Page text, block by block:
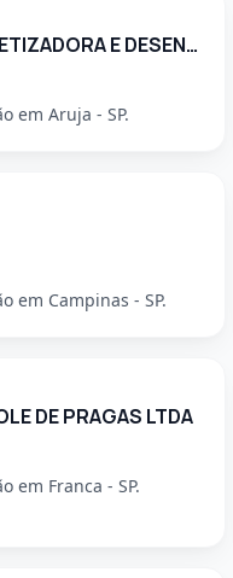
ARUCLEAN DEDETIZADORA E DESENTUPIDORA
em Aruja - SP.
em Campinas - SP.
DE PRAGAS LTDA
em Franca - SP.